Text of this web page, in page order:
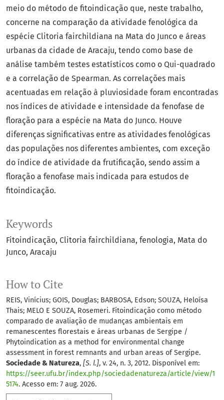
Keywords
Fitoindicação Clitoria fairchildiana fenologia Mata do
Junco Aracaju
How to Cite
REIS, Vinícius; GOIS, Douglas; BARBOSA, Edson; SOUZA, Heloísa
Thais; MELO E SOUZA, Rosemeri. Fitoindicação como método
comparado de avaliação de mudanças ambientais em
remanescentes florestais e áreas urbanas de Sergipe /
Phytoindication as a method for environmental change
assessment in forest remnants and urban areas of Sergipe.
Sociedade & Natureza, [S. l.], v. 24, n. 3, 2012. Disponível em:
https://seer.ufu.br/index.php/sociedadenatureza/article/view/1
5174. Acesso em: 7 aug. 2026.
meio do método de fitoindicação que, neste trabalho,
concerne na comparação da atividade fenológica da
espécie Clitoria fairchildiana na Mata do Junco e áreas
urbanas da cidade de Aracaju, tendo como base de
análise também testes estatísticos como o Qui-quadrado
e a correlação de Spearman. As correlações mais
acentuadas em relação à pluviosidade foram encontradas
nos índices de atividade e intensidade da fenofase de
floração para a espécie na Mata do Junco. Houve
diferenças significativas entre as atividades fenológicas
das populações nos diferentes ambientes, com exceção
do índice de atividade da frutificação, sendo assim a
floração a fenofase mais indicada para estudos de
fitoindicação.